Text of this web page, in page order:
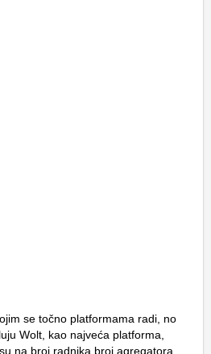
se točno platformama radi, no
Wolt, kao najveća platforma,
na broj radnika broj agregatora